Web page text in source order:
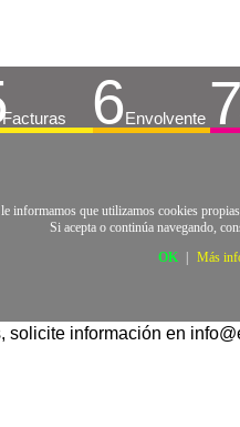
informamos que utilizamos cookies
Si acepta o continúa navegando,
OK
Más
solicite información en